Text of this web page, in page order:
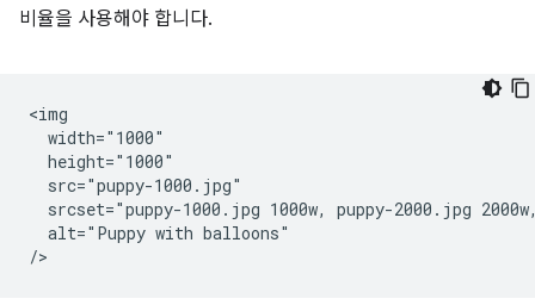
비율을 사용해야 합니다.
<img
  width="1000"
  height="1000"
  src="puppy-1000.jpg"
srcset="puppy-1000.jpg 1000w, puppy-2000.jpg
  alt="Puppy with balloons"